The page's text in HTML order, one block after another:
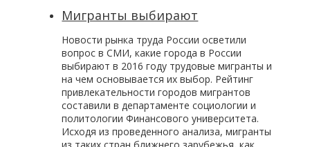
Мигранты выбирают
Новости рынка труда России осветили
вопрос в СМИ, какие города в России
выбирают в 2016 году трудовые мигранты и
на чем основывается их выбор. Рейтинг
привлекательности городов мигрантов
составили в департаменте социологии и
политологии Финансового университета.
Исходя из проведенного анализа, мигранты